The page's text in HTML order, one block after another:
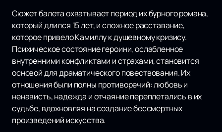
Сюжет балета охватывает период их бурного романа,
который длился 15 лет, и сложное расставание,
которое привело Камиллу к душевному кризису.
Психическое состояние героини, ослабленное
внутренними конфликтами и страхами, становится
основой для драматического повествования. Их
отношения были полны противоречий: любовь и
ненависть, надежда и отчаяние переплетались в их
судьбе, вдохновляя на создание бессмертных
произведений искусства.